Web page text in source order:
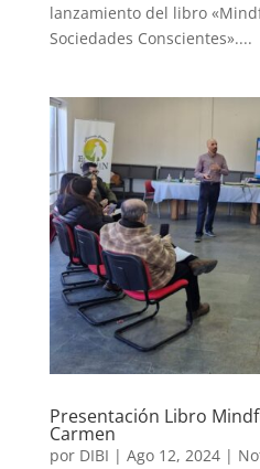
lanzamiento del libro
Sociedades Conscientes»....
Presentación Libro
Carmen
por DIBI | Ago 12, 2024|